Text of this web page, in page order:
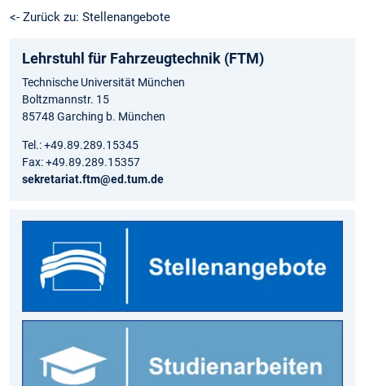
<- Zurück zu: Stellenangebote
Lehrstuhl für Fahrzeugtechnik (FTM)
Technische Universität München
Boltzmannstr. 15
85748 Garching b. München
Tel.: +49.89.289.15345
Fax: +49.89.289.15357
sekretariat.ftm@ed.tum.de